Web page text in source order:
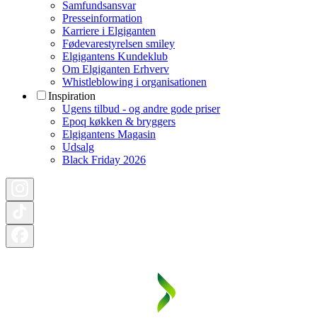
Samfundsansvar
Presseinformation
Karriere i Elgiganten
Fødevarestyrelsen smiley
Elgigantens Kundeklub
Om Elgiganten Erhverv
Whistleblowing i organisationen
Inspiration
Ugens tilbud - og andre gode priser
Epoq køkken & bryggers
Elgigantens Magasin
Udsalg
Black Friday 2026